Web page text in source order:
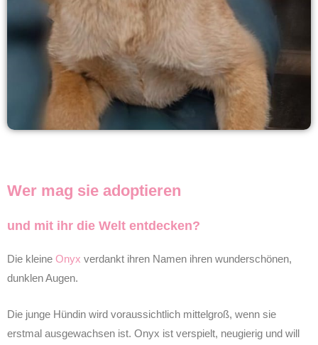
Wer mag sie adoptieren
und mit ihr die Welt entdecken?
Die kleine Onyx verdankt ihren Namen ihren wunderschönen,
dunklen Augen.
Die junge Hündin wird voraussichtlich mittelgroß, wenn sie
erstmal ausgewachsen ist. Onyx ist verspielt, neugierig und will